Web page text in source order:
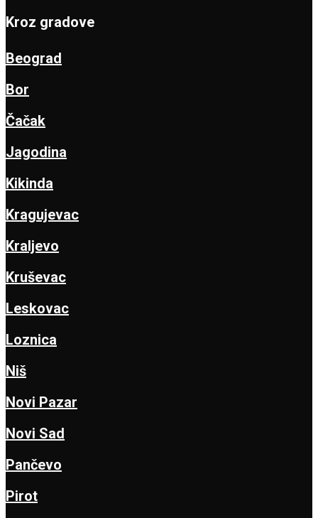
Kroz gradove
Beograd
Bor
Čačak
Jagodina
Kikinda
Kragujevac
Kraljevo
Kruševac
Leskovac
Loznica
Niš
Novi Pazar
Novi Sad
Pančevo
Pirot